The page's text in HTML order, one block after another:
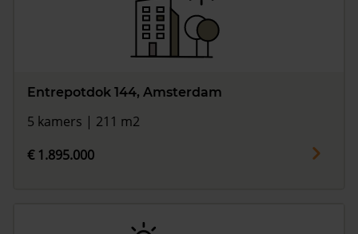
Entrepotdok 144, Amsterdam
5 kamers | 211 m2
€ 1.895.000